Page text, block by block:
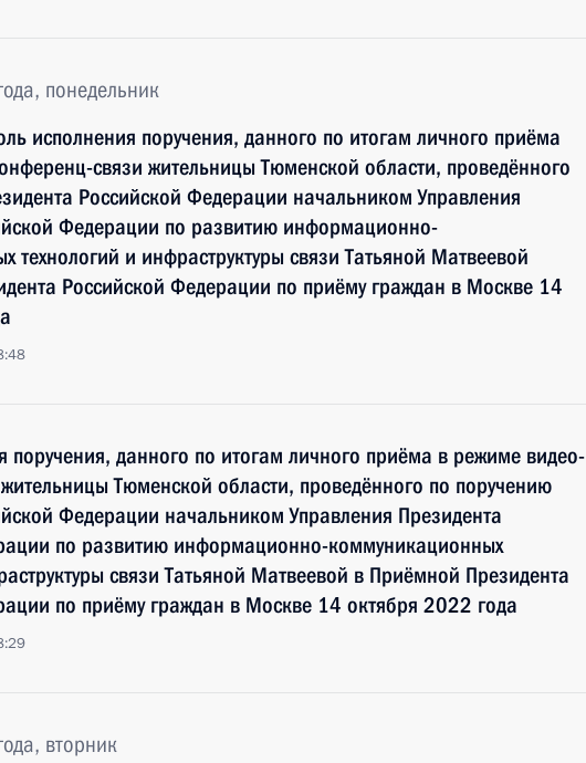
понедельник
исполнения поручения, данного по итогам личного приёма
связи жительницы Тюменской области, проведённого
Российской Федерации начальником Управления
Федерации по развитию информационно-
технологий и инфраструктуры связи Татьяной Матвеевой
Российской Федерации по приёму граждан в Москве 14
поручения, данного по итогам личного приёма в режиме видео-
Тюменской области, проведённого по поручению
Федерации начальником Управления Президента
по развитию информационно-коммуникационных
связи Татьяной Матвеевой в Приёмной Президента
по приёму граждан в Москве 14 октября 2022 года
вторник